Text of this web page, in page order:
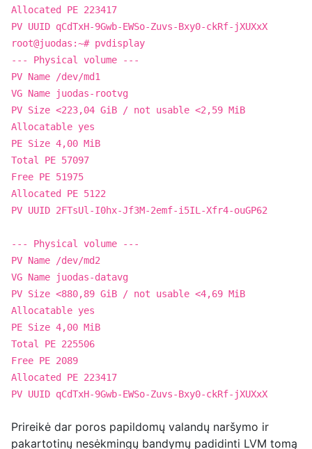
Allocated PE 223417
PV UUID qCdTxH-9Gwb-EWSo-Zuvs-Bxy0-ckRf-jXUXxX
root@juodas:~# pvdisplay
--- Physical volume ---
PV Name /dev/md1
VG Name juodas-rootvg
PV Size <223,04 GiB / not usable <2,59 MiB
Allocatable yes
PE Size 4,00 MiB
Total PE 57097
Free PE 51975
Allocated PE 5122
PV UUID 2FTsUl-I0hx-Jf3M-2emf-i5IL-Xfr4-ouGP62
--- Physical volume ---
PV Name /dev/md2
VG Name juodas-datavg
PV Size <880,89 GiB / not usable <4,69 MiB
Allocatable yes
PE Size 4,00 MiB
Total PE 225506
Free PE 2089
Allocated PE 223417
PV UUID qCdTxH-9Gwb-EWSo-Zuvs-Bxy0-ckRf-jXUXxX
Prireikė dar poros papildomų valandų naršymo ir
pakartotinų nesėkmingų bandymų padidinti LVM tomą